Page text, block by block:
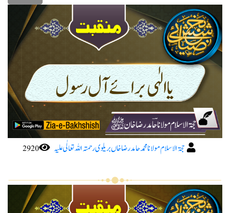
حجۃ الاسلام مولانا محمد حامد رضا خاں بریلوی رحمتہ اللہ تعا لٰی علیہ